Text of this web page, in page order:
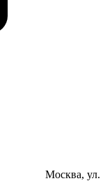
Москва, ул.